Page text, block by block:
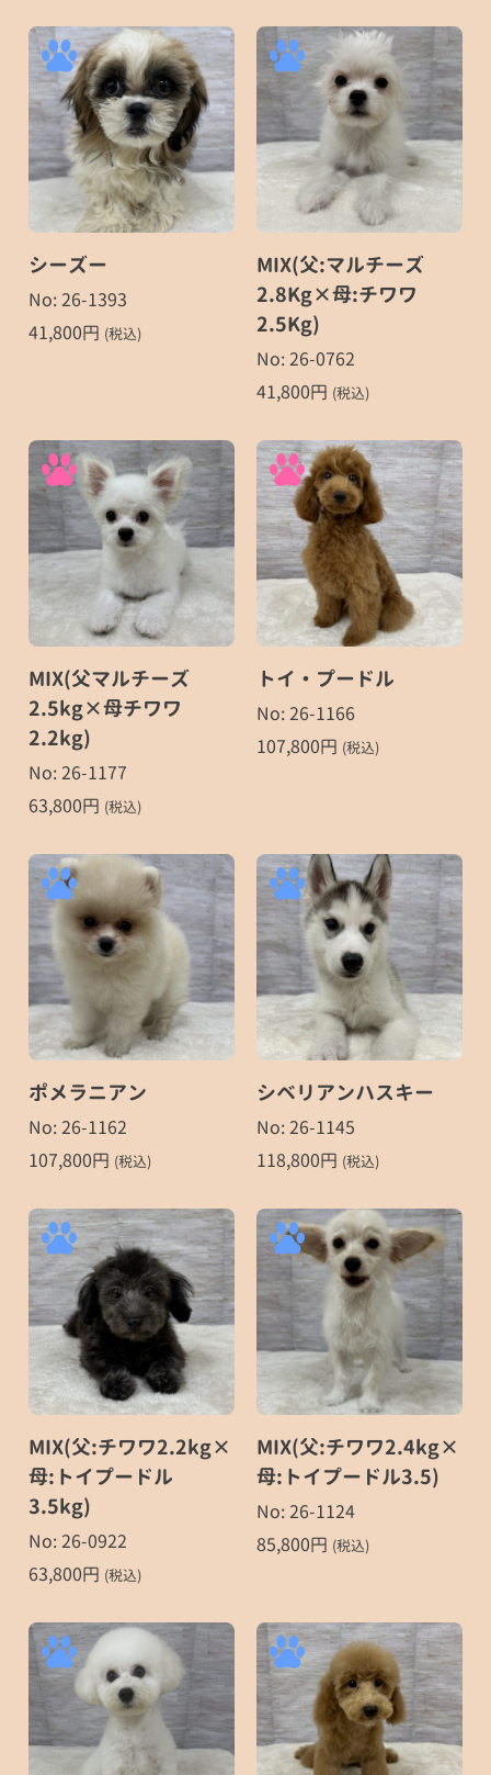
シーズー
No: 26-1393
41,800円 (税込)
MIX(父:マルチーズ
2.8Kg×母:チワワ
2.5Kg)
No: 26-0762
41,800円 (税込)
MIX(父マルチーズ
2.5kg×母チワワ
2.2kg)
No: 26-1177
63,800円 (税込)
トイ・プードル
No: 26-1166
107,800円 (税込)
ポメラニアン
No: 26-1162
107,800円 (税込)
シベリアンハスキー
No: 26-1145
118,800円 (税込)
MIX(父:チワワ2.2kg×
母:トイプードル
3.5kg)
No: 26-0922
63,800円 (税込)
MIX(父:チワワ2.4kg×
母:トイプードル3.5)
No: 26-1124
85,800円 (税込)